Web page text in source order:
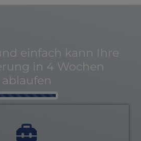
einfach kann Ihre
in 4 Wochen
ablaufen